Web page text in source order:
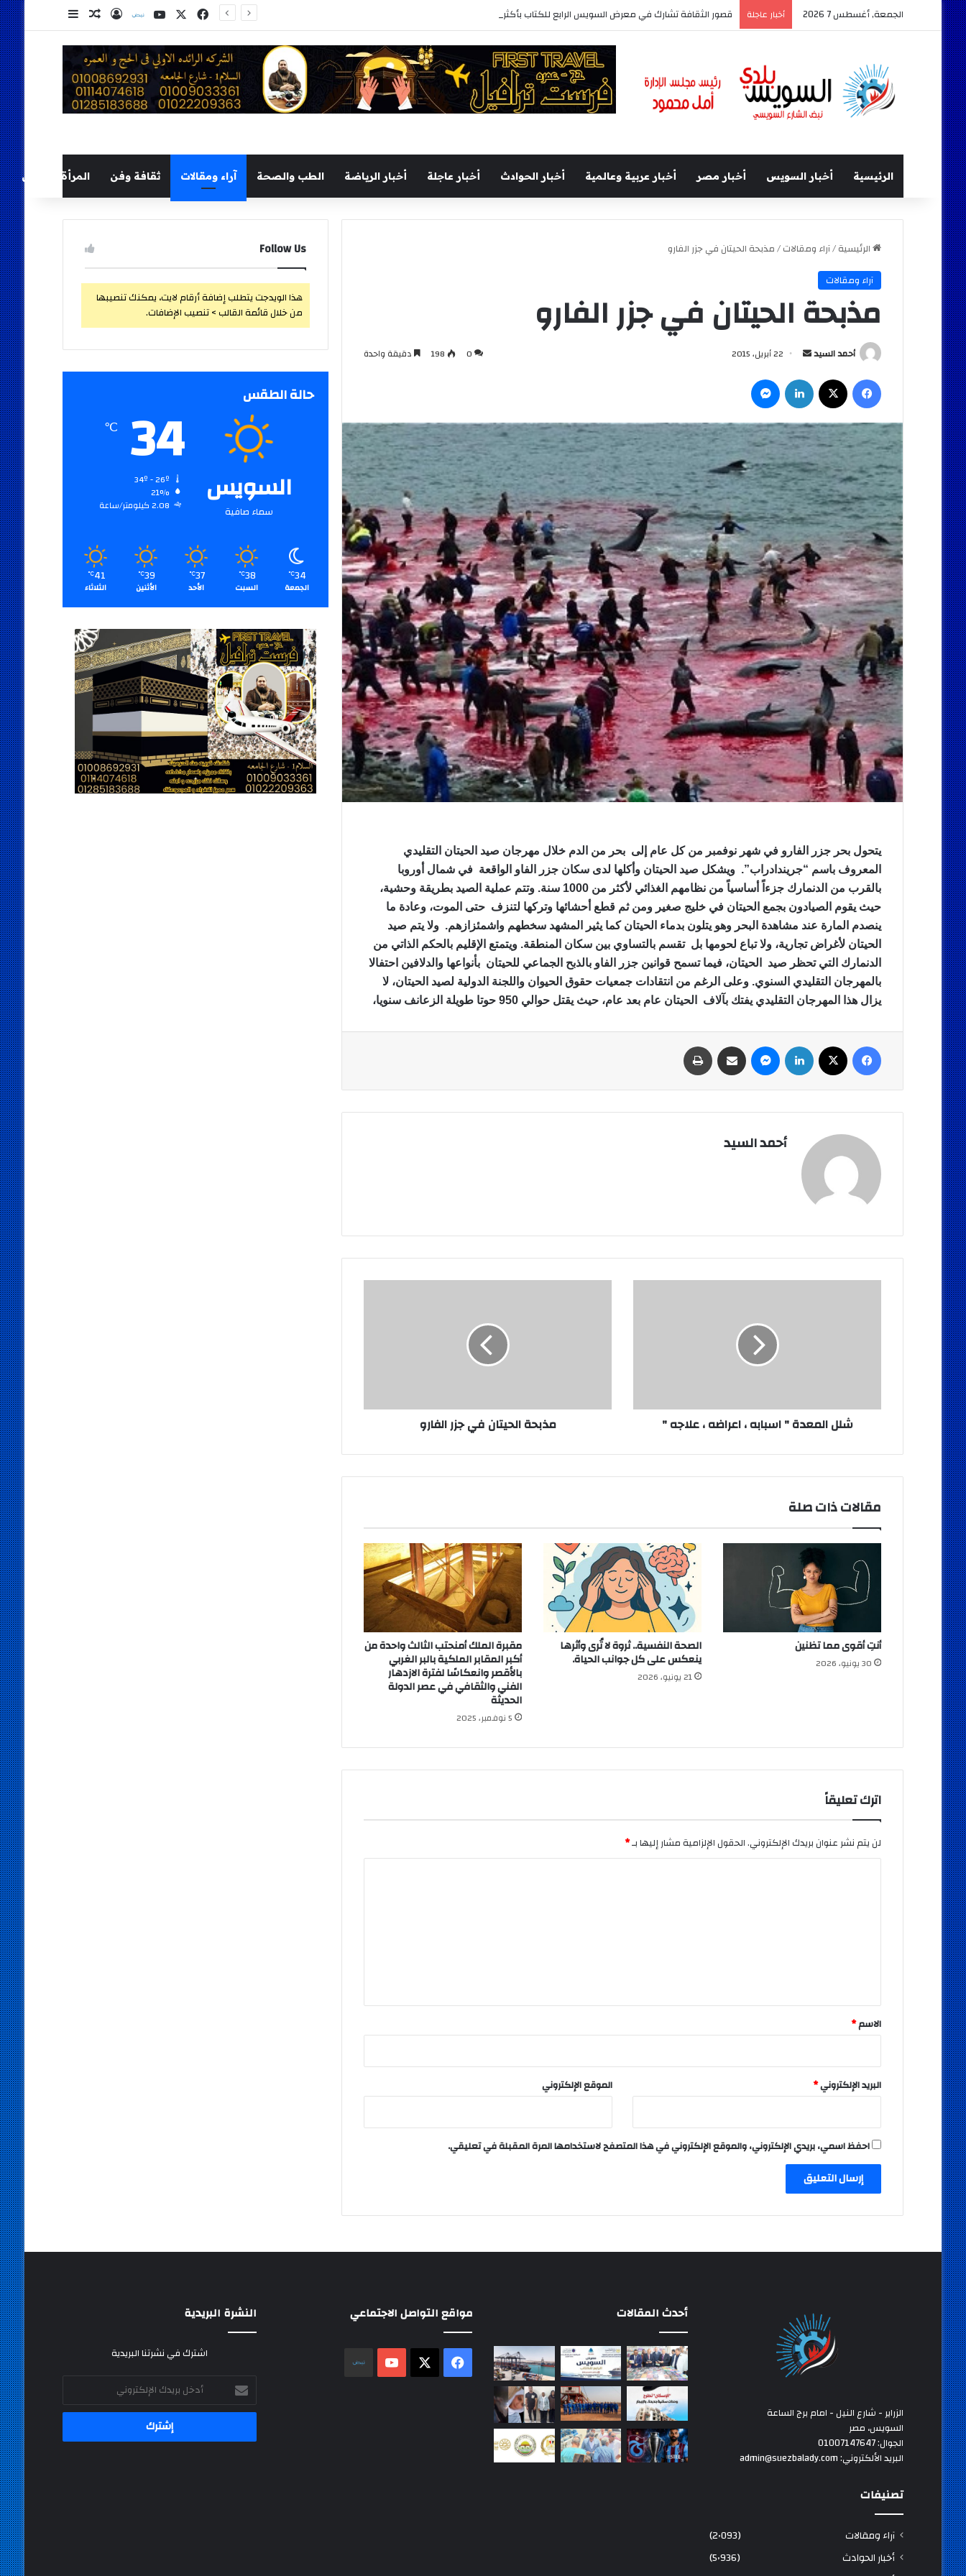
الجمعة, أغسطس 7 2026 أخبار عاجلة قصور الثقافة تشارك في معرض السويس الرابع للكتاب بأكثر من 250 عنوانا وببرنامج فني عبر المسرح المتنقل فيسبوك
‫X
‫YouTube
نلضتسجيل الدخول
مقال عشوائي
إضافة عمود
الرئيسية أخبار السويس أخبار مصر أخبار عربية وعالمية أخبار الحوادث أخبار عاجلة أخبار الرياضة الطب والصحة آراء ومقالات ثقافة وفن المرأة والطفل
الرئيسية/آراء ومقالات/مذبحة الحيتان في جزر الفارو
آراء ومقالات
مذبحة الحيتان في جزر الفارو
أحمد السيد
أرسل
إلكترونيا
22 أبريل، 2015 0
198 دقيقة واحدة
فيسبوك لينكدإن
يتحول بحر جزر الفارو في شهر نوفمبر من كل عام إلى بحر من الدم خلال مهرجان صيد الحيتان التقليدي
المعروف باسم “جريندادراب”. ويشكل صيد الحيتان وأكلها لدى سكان جزر الفاو الواقعة في شمال أوروبا
بالقرب من الدنمارك جزءاً أساسياً من نظامهم الغذائي لأكثر من 1000 سنة. وتتم عملية الصيد بطريقة وحشية،
حيث يقوم الصيادون بجمع الحيتان في خليج صغير ومن ثم قطع أحشائها وتركها لتنزف حتى الموت، وعادة ما
ينصدم المارة عند مشاهدة البحر وهو يتلون بدماء الحيتان كما يثير المشهد سخطهم واشمئزازهم. ولا يتم صيد
الحيتان لأغراض تجارية، ولا تباع لحومها بل تقسم بالتساوي بين سكان المنطقة. ويتمتع الإقليم بالحكم الذاتي من
الدنمارك التي تحظر صيد الحيتان، فيما تسمح قوانين جزر الفاو بالذبح الجماعي للحيتان بأنواعها والدلافين احتفالا
بالمهرجان التقليدي السنوي. وعلى الرغم من انتقادات جمعيات حقوق الحيوان واللجنة الدولية لصيد الحيتان، لا
يزال هذا المهرجان التقليدي يفتك بآلاف الحيتان عام بعد عام، حيث يقتل حوالي 950 حوتا طويلة الزعانف سنويا،
فيسبوك لينكدإن ماسنجر مشاركة عبر البريد
أحمد السيد
"
شلل المعدة " اسبابه ، اعراضه ، علاجه " مذبحة الحيتان في جزر الفارو
مقالات ذات صلة
أنتِ أقوى مما تظنين
30 يونيو، 2026
الصحة النفسية.. ثروة لا تُرى وأثرها
ينعكس على كل جوانب الحياة.
21 يونيو، 2026
مقبرة الملك أمنحتب الثالث واحدة من
أكبر المقابر الملكية بالبر الغربي
بالأقصر وانعكاسًا لفترة الازدهار
الفني والثقافي في عصر الدولة
الحديثة
5 نوفمبر، 2025
اترك تعليقاً
لن يتم نشر عنوان بريدك الإلكتروني.الحقول الإلزامية مشار إليها بـ*
*
الاسم*
البريد الإلكتروني* الموقع الإلكتروني
احفظ اسمي، بريدي الإلكتروني، والموقع الإلكتروني في هذا المتصفح لاستخدامها المرة المقبلة في تعليقي.
Follow Us
هذا الويدجت يتطلب إضافة أرقام لايت، يمكنك تنصيبها
من خلال قائمة القالب > تنصيب الإضافات.
حالة الطقس
السويس
سماء صافية
34
℃
21%
2.08 كيلومتر/ساعة
34
℃
الجمعة
38
℃
السبت
37
℃
الأحد
39
℃
الأثنين
41
℃
الثلاثاء
الزراير - شارع النيل - امام برج الساعة
السويس، مصر
الجوال: 01007147647
البريد الألكتروني: admin@suezbalady.com
تصنيفات
آراء ومقالات
(2٬093)
أخبار الحوادث
(5٬936)
أحدث المقالات مواقع التواصل الاجتماعي
فيسبوك
‫X
‫YouTube
النشرة البريدية
اشترك في نشرتنا البريدية
أدخل
بريدك
الإلكتروني